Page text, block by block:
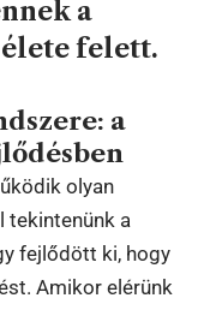
a
felett.
a
olyan
tekintenünk a
fejlődött ki, hogy
Amikor elérünk